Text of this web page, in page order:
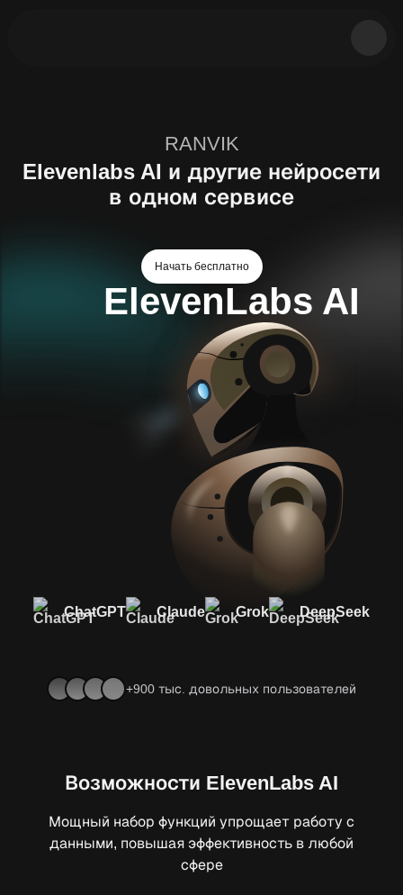
Возможности
Попробовать
RANVIK
Elevenlabs AI и другие нейросети
в одном сервисе
Начать бесплатно
ElevenLabs AI
ChatGPT Claude Grok DeepSeek
+900 тыс. довольных пользователей
Возможности ElevenLabs AI
Мощный набор функций упрощает работу с
данными, повышая эффективность в любой
сфере